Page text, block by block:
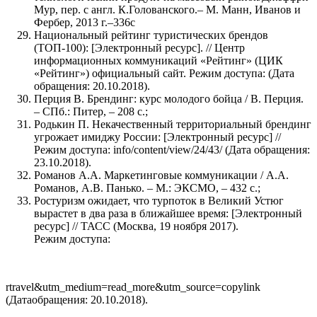
Мур, пер. с англ. К.Голованского.– М. Манн, Иванов и
Фербер, 2013 г.–336с
Национальный рейтинг туристических брендов
(ТОП-100): [Электронный ресурс]. // Центр
информационных коммуникаций «Рейтинг» (ЦИК
«Рейтинг») официальный сайт. Режим доступа: (Дата
обращения: 20.10.2018).
Перция В. Брендинг: курс молодого бойца / В. Перция.
– СПб.: Питер, – 208 с.;
Родькин П. Некачественный территориальный брендинг
угрожает имиджу России: [Электронный ресурс] //
Режим доступа: info/content/view/24/43/ (Дата обращения:
23.10.2018).
Романов А.А. Маркетинговые коммуникации / А.А.
Романов, А.В. Панько. – М.: ЭКСМО, – 432 с.;
Ростуризм ожидает, что турпоток в Великий Устюг
вырастет в два раза в ближайшее время: [Электронный
ресурс] // ТАСС (Москва, 19 ноября 2017).
Режим доступа:
(Датаобращения: 20.10.2018).